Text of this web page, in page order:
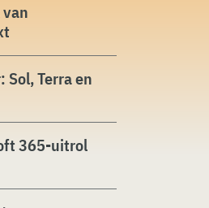
Sol, Terra en
365-uitrol